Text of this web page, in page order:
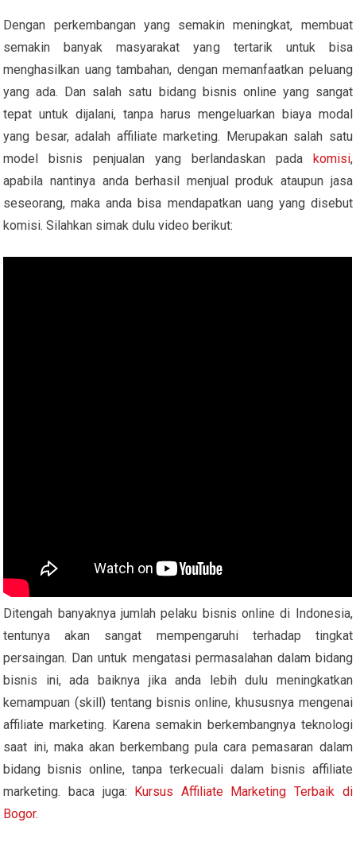
Dengan perkembangan yang semakin meningkat, membuat
semakin banyak masyarakat yang tertarik untuk bisa
menghasilkan uang tambahan, dengan memanfaatkan peluang
yang ada. Dan salah satu bidang bisnis online yang sangat
tepat untuk dijalani, tanpa harus mengeluarkan biaya modal
yang besar, adalah affiliate marketing. Merupakan salah satu
model bisnis penjualan yang berlandaskan pada komisi,
apabila nantinya anda berhasil menjual produk ataupun jasa
seseorang, maka anda bisa mendapatkan uang yang disebut
komisi. Silahkan simak dulu video berikut:
Ditengah banyaknya jumlah pelaku bisnis online di Indonesia,
tentunya akan sangat mempengaruhi terhadap tingkat
persaingan. Dan untuk mengatasi permasalahan dalam bidang
bisnis ini, ada baiknya jika anda lebih dulu meningkatkan
kemampuan (skill) tentang bisnis online, khususnya mengenai
affiliate marketing. Karena semakin berkembangnya teknologi
saat ini, maka akan berkembang pula cara pemasaran dalam
bidang bisnis online, tanpa terkecuali dalam bisnis affiliate
marketing. baca juga: Kursus Affiliate Marketing Terbaik di
Bogor.